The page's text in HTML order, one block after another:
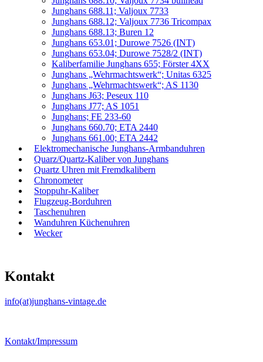
Junghans 688.11; Valjoux 7733
Junghans 688.12; Valjoux 7736 Tricompax
Junghans 688.13; Buren 12
Junghans 653.01; Durowe 7526 (INT)
Junghans 653.04; Durowe 7528/2 (INT)
Kaliberfamilie Junghans 655; Förster 4XX
Junghans „Wehrmachtswerk“; Unitas 6325
Junghans „Wehrmachtswerk“; AS 1130
Junghans J63; Peseux 110
Junghans J77; AS 1051
Junghans; FE 233-60
Junghans 660.70; ETA 2440
Junghans 661.00; ETA 2442
Elektromechanische Junghans-Armbanduhren
Quarz/Quartz-Kaliber von Junghans
Quartz Uhren mit Fremdkalibern
Chronometer
Stoppuhr-Kaliber
Flugzeug-Borduhren
Taschenuhren
Wanduhren Küchenuhren
Wecker
Kontakt
info(at)junghans-vintage.de
Kontakt/Impressum